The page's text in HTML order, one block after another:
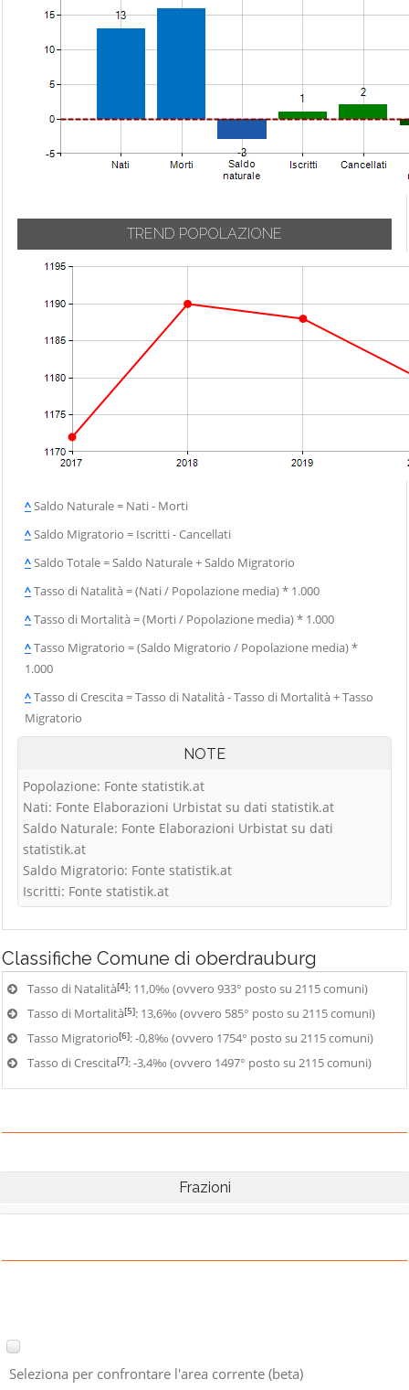
TREND POPOLAZIONE
^Saldo Naturale = Nati - Morti
^Saldo Migratorio = Iscritti - Cancellati
^Saldo Totale = Saldo Naturale + Saldo Migratorio
^Tasso di Natalità = (Nati / Popolazione media) * 1.000
^Tasso di Mortalità = (Morti / Popolazione media) * 1.000
^Tasso Migratorio = (Saldo Migratorio / Popolazione media) *
1.000
^Tasso di Crescita = Tasso di Natalità - Tasso di Mortalità + Tasso
Migratorio
NOTE
Popolazione: Fonte statistik.at
Nati: Fonte Elaborazioni Urbistat su dati statistik.at
Saldo Naturale: Fonte Elaborazioni Urbistat su dati
statistik.at
Saldo Migratorio: Fonte statistik.at
Iscritti: Fonte statistik.at
Classifiche Comune di oberdrauburg
Tasso di Natalità[4]: 11,0‰ (ovvero 933° posto su 2115 comuni)
Tasso di Mortalità[5]: 13,6‰ (ovvero 585° posto su 2115 comuni)
Tasso Migratorio[6]: -0,8‰ (ovvero 1754° posto su 2115 comuni)
Tasso di Crescita[7]: -3,4‰ (ovvero 1497° posto su 2115 comuni)
Frazioni
Seleziona per confrontare l'area corrente (beta)